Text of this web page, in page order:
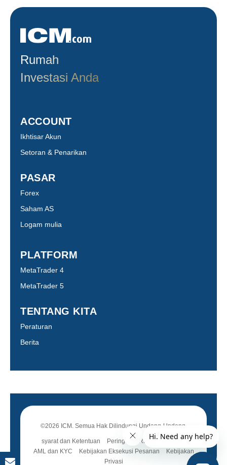
Rumah
Investasi Anda
ACCOUNT
Ikhtisar Akun
Setoran & Penarikan
PASAR
Forex
Saham AS
Logam mulia
PLATFORM
MetaTrader 4
MetaTrader 5
TENTANG KITA
Peraturan
Berita
©2026 ICM. Semua Hak Dilindungi Undang-Undang.
syarat dan Ketentuan Peringatan Risiko
Kebijakan
AML dan KYC
Kebijakan Eksekusi Pesanan
Kebijakan
Privasi